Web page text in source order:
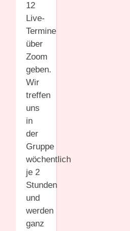
12
Live-
Termine
über
Zoom
geben.
Wir
treffen
uns
in
der
Gruppe
wöchentlich
je 2
Stunden
und
werden
ganz